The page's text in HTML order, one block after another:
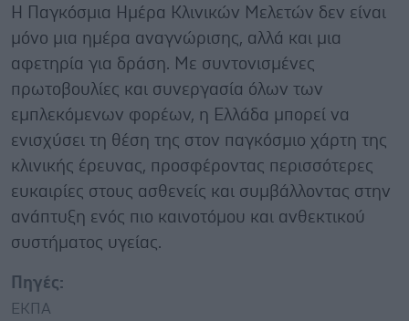
Η Παγκόσμια Ημέρα Κλινικών Μελετών δεν είναι
μόνο μια ημέρα αναγνώρισης, αλλά και μια
αφετηρία για δράση. Με συντονισμένες
πρωτοβουλίες και συνεργασία όλων των
εμπλεκόμενων φορέων, η Ελλάδα μπορεί να
ενισχύσει τη θέση της στον παγκόσμιο χάρτη της
κλινικής έρευνας, προσφέροντας περισσότερες
ευκαιρίες στους ασθενείς και συμβάλλοντας στην
ανάπτυξη ενός πιο καινοτόμου και ανθεκτικού
συστήματος υγείας.
Πηγές:
ΕΚΠΑ